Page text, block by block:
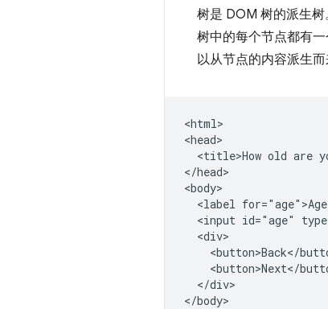
树是 DOM 树的派生
树中的每个节点都有
以从节点的内容派生
<html>
<head>
<title>How old are
</head>
<body>
<label
<input id="age"
  <div>
<button>Back</
<button>Next</
  </div>
</body>